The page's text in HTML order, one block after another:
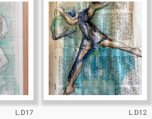
L.D12
L.D17